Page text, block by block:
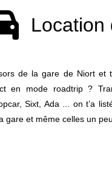
Location
de la gare de Niort et
en mode roadtrip ?
Sixt, Ada ... on t’a
gare et même celles un